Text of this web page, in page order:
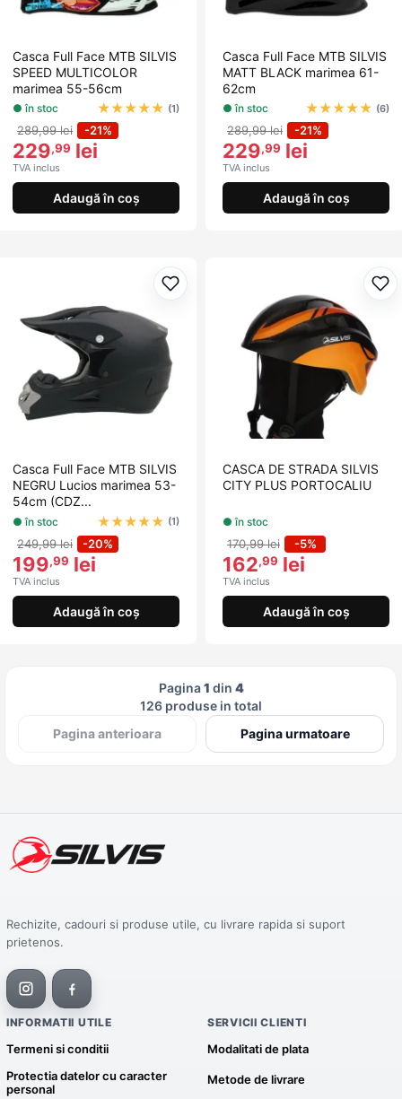
Casca Full Face MTB SILVIS
SPEED MULTICOLOR
marimea 55-56cm
● în stoc ★★★★★ (1)
289,99 lei -21%
229,99 lei
TVA inclus
Adaugă în coș
Casca Full Face MTB SILVIS
MATT BLACK marimea 61-
62cm
● în stoc ★★★★★ (6)
289,99 lei -21%
229,99 lei
TVA inclus
Adaugă în coș
Adaugă la favorite
Casca Full Face MTB SILVIS
NEGRU Lucios marimea 53-
54cm (CDZ...
● în stoc ★★★★★ (1)
249,99 lei -20%
199,99 lei
TVA inclus
Adaugă în coș
CASCA DE STRADA SILVIS
CITY PLUS PORTOCALIU
● în stoc
170,99 lei -5%
162,99 lei
TVA inclus
Adaugă în coș
Pagina1 din 4
126 produse in total
Pagina anterioara
Pagina urmatoare
Rechizite, cadouri si produse utile, cu livrare rapida si suport
prietenos.
INFORMATII UTILE
Termeni si conditii
Protectia datelor cu caracter
personal
SERVICII CLIENTI
Modalitati de plata
Metode de livrare